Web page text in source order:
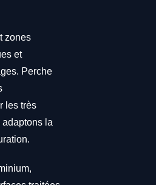
zones
et
Perche
les très
la